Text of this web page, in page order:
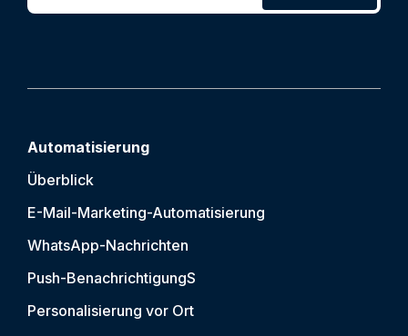
Automatisierung
Überblick
E-Mail-Marketing-Automatisierung
WhatsApp-Nachrichten
Push-BenachrichtigungS
Personalisierung vor Ort